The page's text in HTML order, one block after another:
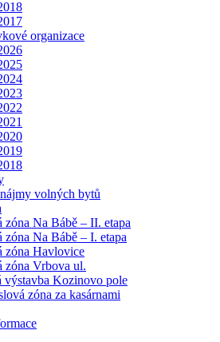
organizace
volných bytů
zóna Na Bábě – II. etapa
zóna Na Bábě – I. etapa
zóna Havlovice
zóna Vrbova ul.
výstavba Kozinovo pole
zóna za kasárnami